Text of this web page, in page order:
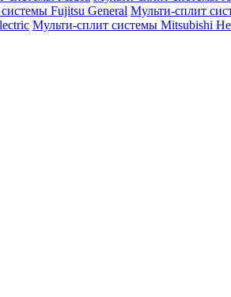
Fujitsu General Мульти-сплит
Мульти-сплит системы Mitsubishi